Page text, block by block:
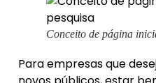
Conceito de página
Para empresas que